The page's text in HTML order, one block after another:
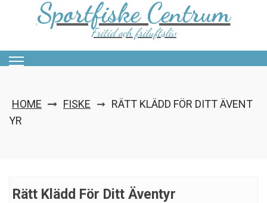
Sportfiske Centrum
Fritid och friluftsliv
HOME FISKE ➞ RÄTT KLÄDD FÖR DITT ÄVENT
YR
Rätt Klädd För Ditt Äventyr